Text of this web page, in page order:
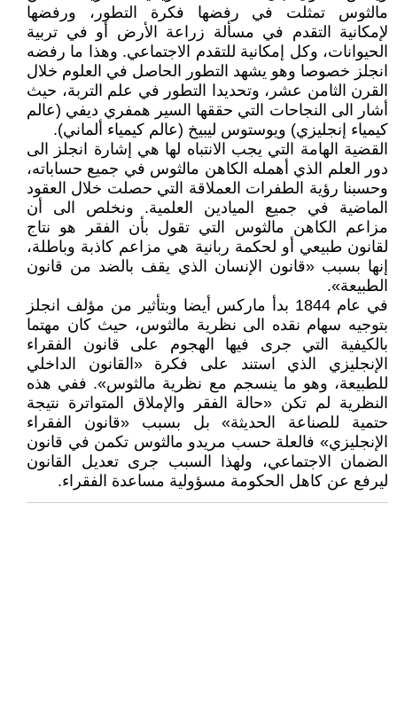
مالثوس تمثلت في رفضها فكرة التطور، ورفضها
لإمكانية التقدم في مسألة زراعة الأرض أو في تربية
الحيوانات، وكل إمكانية للتقدم الاجتماعي. وهذا ما رفضه
انجلز خصوصا وهو يشهد التطور الحاصل في العلوم خلال
القرن الثامن عشر، وتحديدا التطور في علم التربة، حيث
أشار الى النجاحات التي حققها السير همفري ديفي (عالم
كيمياء إنجليزي) ويوستوس ليبيخ (عالم كيمياء ألماني).
القضية الهامة التي يجب الانتباه لها هي إشارة انجلز الى
دور العلم الذي أهمله الكاهن مالثوس في جميع حساباته،
وحسبنا رؤية الطفرات العملاقة التي حصلت خلال العقود
الماضية في جميع الميادين العلمية. ونخلص الى أن
مزاعم الكاهن مالثوس التي تقول بأن الفقر هو نتاج
لقانون طبيعي أو لحكمة ربانية هي مزاعم كاذبة وباطلة،
إنها بسبب «قانون الإنسان الذي يقف بالضد من قانون
الطبيعة».
في عام 1844 بدأ ماركس أيضا وبتأثير من مؤلف انجلز
بتوجيه سهام نقده الى نظرية مالثوس، حيث كان مهتما
بالكيفية التي جرى فيها الهجوم على قانون الفقراء
الإنجليزي الذي استند على فكرة «القانون الداخلي
للطبيعة، وهو ما ينسجم مع نظرية مالثوس». ففي هذه
النظرية لم تكن «حالة الفقر والإملاق المتواترة نتيجة
حتمية للصناعة الحديثة» بل بسبب «قانون الفقراء
الإنجليزي» فالعلة حسب مريدو مالثوس تكمن في قانون
الضمان الاجتماعي، ولهذا السبب جرى تعديل القانون
ليرفع عن كاهل الحكومة مسؤولية مساعدة الفقراء.